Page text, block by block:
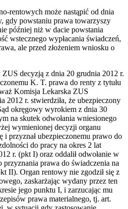
rentowych może nastąpić od dnia
gdy powstaniu prawa towarzyszy
później niż w dacie powstania
wstecznego wypłacania świadczeń,
ale przed złożeniem wniosku o
decyzją z dnia 20 grudnia 2012 r.
K. T. prawa do renty z tytułu
Komisja Lekarska ZUS
2012 r. stwierdziła, że ubezpieczony
okręgowy wyrokiem z dnia 30
na skutek odwołania wniesionego
wymienionej decyzji organu
i przyznał ubezpieczonemu prawo do
do pracy na okres 2 lat
r. (pkt I) oraz oddalił odwołanie w
przyznania prawa do świadczenia na
II). Organ rentowy nie zgodził się z
zaskarżając wydany przez ten
jego punktu I, i zarzucając mu
prawa materialnego, tj. art.